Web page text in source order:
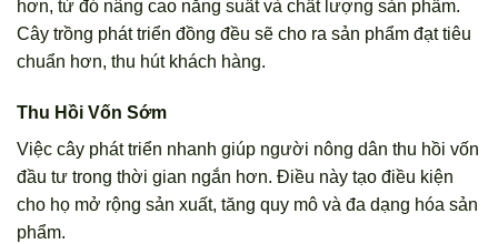
hơn, từ đó nâng cao năng suất và chất lượng sản phẩm.
Cây trồng phát triển đồng đều sẽ cho ra sản phẩm đạt tiêu
chuẩn hơn, thu hút khách hàng.
Thu Hồi Vốn Sớm
Việc cây phát triển nhanh giúp người nông dân thu hồi vốn
đầu tư trong thời gian ngắn hơn. Điều này tạo điều kiện
cho họ mở rộng sản xuất, tăng quy mô và đa dạng hóa sản
phẩm.